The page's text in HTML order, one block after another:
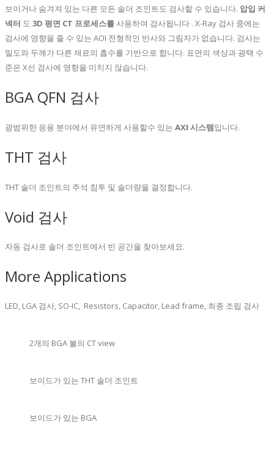
보이거나 숨겨져 있는 다른 모든 솔더 조인트도 검사할 수 있습니다. 압입 커
넥터 도 3D 평면 CT 프로세스를사용하여 검사됩니다 . X-Ray 검사 중에는
검사에 영향을 줄 수 있는 AOI 전형적인 반사와 그림자가 없습니다. 검사는
밀도와 두께가 다른 재료의 흡수를 기반으로 합니다. 표면의 색상과 광택 수
준은 X선 검사에 영향을 미치지 않습니다.
BGA QFN 검사
광범위한 응용 분야에서 유연하게 사용할수 있는 AXI 시스템입니다.
THT 검사
THT 솔더 조인트의 주석 침투 및 솔더량을 결정합니다.
Void 검사
자동 검사로 솔더 조인트에서 빈 공간을 찾아보세요.
More Applications
LED, LGA 검사, SO-IC, Resistors, Capacitor, Lead frame, 최종 조립 검사
2개의 BGA 볼의 CT view
보이드가 있는 THT 솔더 조인트
보이드가 있는 BGA